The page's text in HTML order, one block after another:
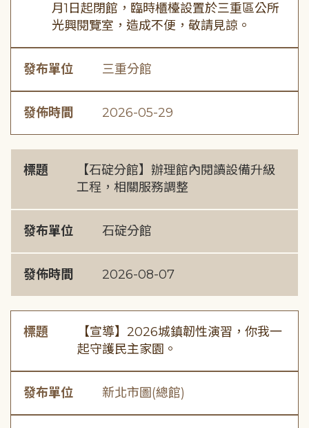
月1日起閉館，臨時櫃檯設置於三重區公所
光興閱覽室，造成不便，敬請見諒。
發布單位 三重分館
發佈時間 2026-05-29
標題
【石碇分館】辦理館內閱讀設備升級
工程，相關服務調整
發布單位 石碇分館
發佈時間 2026-08-07
標題
【宣導】2026城鎮韌性演習，你我一
起守護民主家園。
發布單位 新北市圖(總館)